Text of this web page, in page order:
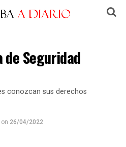
de Seguridad
conozcan sus derechos
on 26/04/2022